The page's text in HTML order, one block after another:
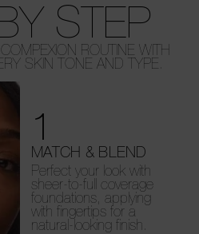
STEP
ROUTINE WITH
SKIN TONE AND TYPE.
1
MATCH & BLEND
Perfect your look with
sheer-to-full coverage
foundations, applying
with fingertips for a
natural-looking finish.